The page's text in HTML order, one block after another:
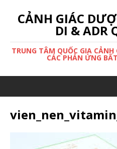
CẢNH GIÁC
DI & ADR
TRUNG TÂM QUỐC GIA CẢNH
CÁC PHẢN ỨNG